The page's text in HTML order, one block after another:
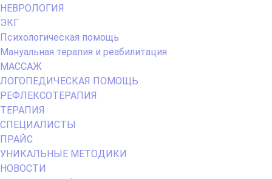
НЕВРОЛОГИЯ
ЭКГ
Психологическая помощь
Мануальная терапия и реабилитация
МАССАЖ
ЛОГОПЕДИЧЕСКАЯ ПОМОЩЬ
РЕФЛЕКСОТЕРАПИЯ
ТЕРАПИЯ
СПЕЦИАЛИСТЫ
ПРАЙС
УНИКАЛЬНЫЕ МЕТОДИКИ
НОВОСТИ